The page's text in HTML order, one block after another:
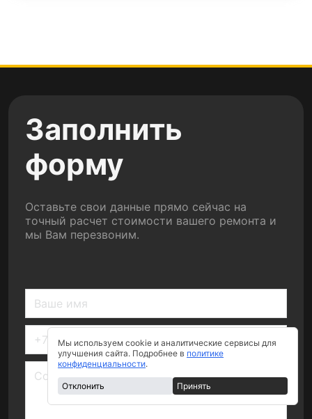
Заполнить
форму
Оставьте свои данные прямо сейчас на
точный расчет стоимости вашего ремонта и
мы Вам перезвоним.
Мы используем cookie и аналитические сервисы для
улучшения сайта. Подробнее в политике
конфиденциальности.
Отклонить Принять